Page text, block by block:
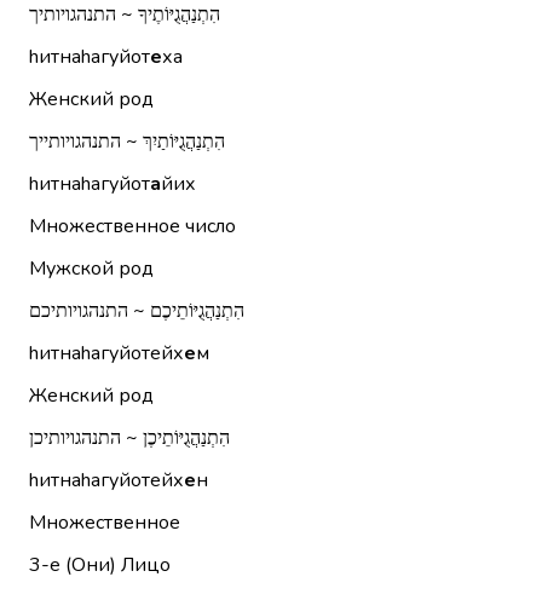
הִתְנַהֲגֻיּוֹתֶיךָ ~ התנהגויותיך
hитнаhагуйотеха
Женский род
הִתְנַהֲגֻיּוֹתַיִךְ ~ התנהגויותייך
hитнаhагуйотайих
Множественное число
Мужской род
הִתְנַהֲגֻיּוֹתֵיכֶם ~ התנהגויותיכם
hитнаhагуйотейхем
Женский род
הִתְנַהֲגֻיּוֹתֵיכֶן ~ התנהגויותיכן
hитнаhагуйотейхен
Множественное
3-е (Они) Лицо